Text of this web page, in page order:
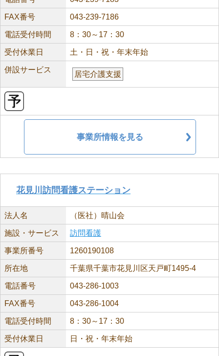
FAX番号 043-239-7186
電話受付時間 8：30～17：30
受付休業日 土・日・祝・年末年始
併設サービス
居宅介護支援
事業所情報を見る
花見川訪問看護ステーション
法人名 （医社）晴山会
施設・サービス 訪問看護
事業所番号 1260190108
所在地 千葉県千葉市花見川区天戸町1495-4
電話番号 043-286-1003
FAX番号 043-286-1004
電話受付時間 8：30～17：30
受付休業日 日・祝・年末年始